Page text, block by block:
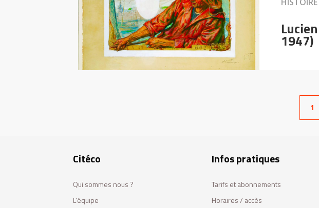
1947)
1
Citéco
Qui sommes nous ?
L'équipe
Infos pratiques
Tarifs et abonnements
Horaires / accès